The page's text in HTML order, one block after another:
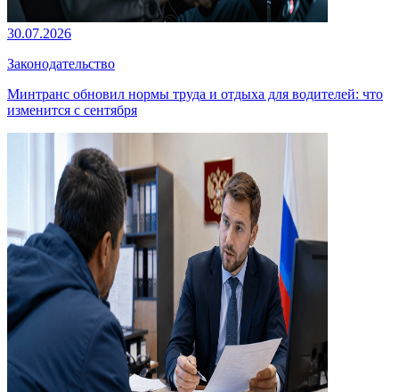
30.07.2026
Законодательство
Минтранс обновил нормы труда и отдыха для водителей: что
изменится с сентября